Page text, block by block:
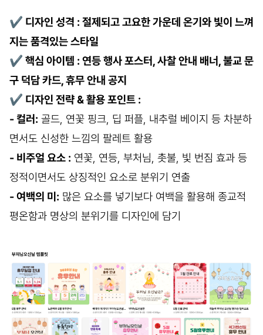
✔ 디자인 성격 : 절제되고 고요한 가운데 온기와 빛이 느껴
지는 품격있는 스타일
✔ 핵심 아이템 : 연등 행사 포스터, 사찰 안내 배너, 불교 문
구 덕담 카드, 휴무 안내 공지
✔ 디자인 전략 & 활용 포인트 :
- 컬러: 골드, 연꽃 핑크, 딥 퍼플, 내추럴 베이지 등 차분하
면서도 신성한 느낌의 팔레트 활용
- 비주얼 요소 : 연꽃, 연등, 부처님, 촛불, 빛 번짐 효과 등
정적이면서도 상징적인 요소로 분위기 연출
- 여백의 미: 많은 요소를 넣기보다 여백을 활용해 종교적
평온함과 명상의 분위기를 디자인에 담기